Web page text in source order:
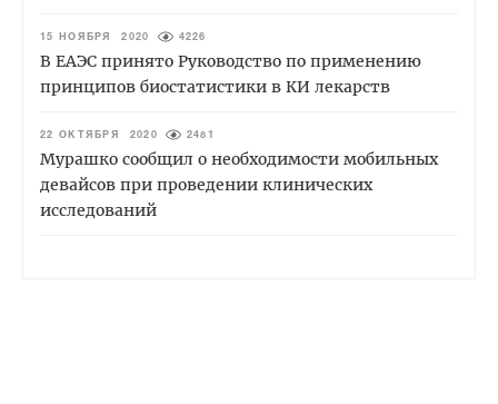
15 НОЯБРЯ 2020 4226
В ЕАЭС принято Руководство по применению
принципов биостатистики в КИ лекарств
22 ОКТЯБРЯ 2020 2481
Мурашко сообщил о необходимости мобильных
девайсов при проведении клинических
исследований